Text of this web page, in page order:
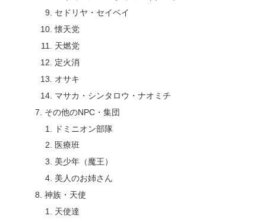
セドリヤ・セイベイ
懐天党
天燃党
定火消
オサキ
マサカ・シンタロウ・ナオミチ
その他のNPC・集団
ドミニオン部隊
医療班
美少年（魔王）
美人のお姉さん
神族・天使
天使達